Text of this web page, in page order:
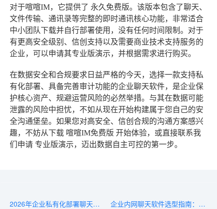
对于喧喧IM，它提供了 永久免费版。该版本包含了聊天、
文件传输、通讯录等完整的即时通讯核心功能，非常适合
中小团队下载并自行部署使用，没有任何时间限制。对于
有更高安全级别、信创支持以及需要商业技术支持服务的
企业，可以申请其专业版演示，并根据需求进行购买。
在数据安全和合规要求日益严格的今天，选择一款支持私
有化部署、具备完善审计功能的企业聊天软件，是企业保
护核心资产、规避运营风险的必然举措。与其在数据可能
泄露的风险中担忧，不如从现在开始构建属于您自己的安
全沟通堡垒。如果您对高安全、信创合规的沟通方案感兴
趣，不妨从下载 喧喧IM免费版 开始体验，或直接联系我
们申请 专业版演示，迈出数据自主可控的第一步。
2026年企业私有化部署聊天软件趋势：从SaaS回归本地
企业内网聊天软件选型指南：部署简易、稳定优先